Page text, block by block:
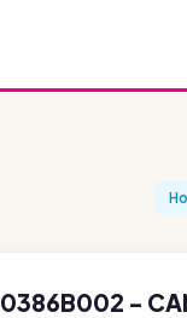
0386B002 -